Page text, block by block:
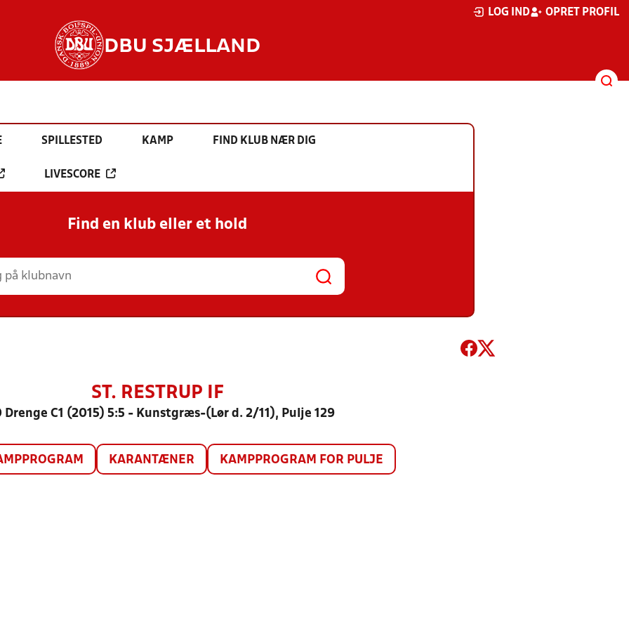
LOG IND OPRET PROFIL
DBU SJÆLLAND
SPILLESTED KAMP FIND KLUB NÆR DIG
LIVESCORE
Find en klub eller et hold
ST. RESTRUP IF
Drenge C1 (2015) 5:5 - Kunstgræs-(Lør d. 2/11), Pulje 129
KARANTÆNER KAMPPROGRAM FOR PULJE